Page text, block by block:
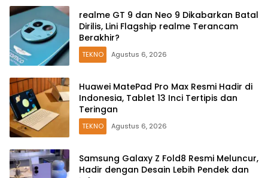
realme GT 9 dan Neo 9 Dikabarkan Batal
Dirilis, Lini Flagship realme Terancam
Berakhir?
TEKNO Agustus 6, 2026
Huawei MatePad Pro Max Resmi Hadir di
Indonesia, Tablet 13 Inci Tertipis dan
Teringan
TEKNO Agustus 6, 2026
Samsung Galaxy Z Fold8 Resmi Meluncur,
Hadir dengan Desain Lebih Pendek dan